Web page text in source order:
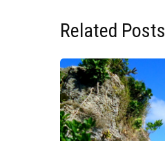
Related Posts